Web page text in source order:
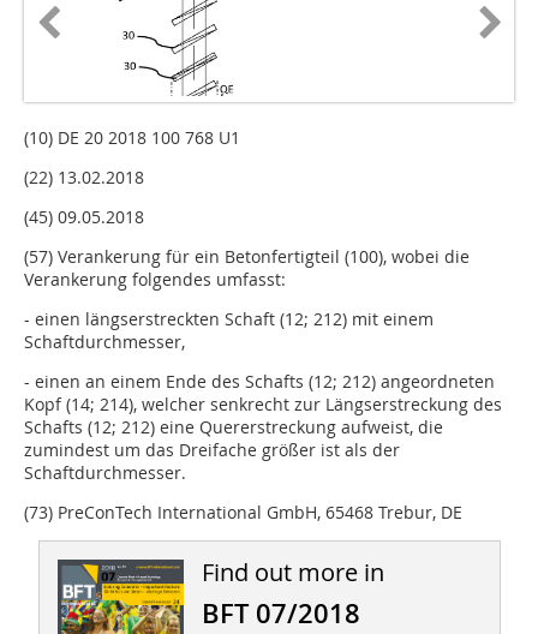
(10) DE 20 2018 100 768 U1
(22) 13.02.2018
(45) 09.05.2018
(57) Verankerung für ein Betonfertigteil (100), wobei die
Verankerung folgendes umfasst:
- einen längserstreckten Schaft (12; 212) mit einem
Schaftdurchmesser,
- einen an einem Ende des Schafts (12; 212) angeordneten
Kopf (14; 214), welcher senkrecht zur Längserstreckung des
Schafts (12; 212) eine Quererstreckung aufweist, die
zumindest um das Dreifache größer ist als der
Schaftdurchmesser.
(73) PreConTech International GmbH, 65468 Trebur, DE
Find out more in
BFT 07/2018